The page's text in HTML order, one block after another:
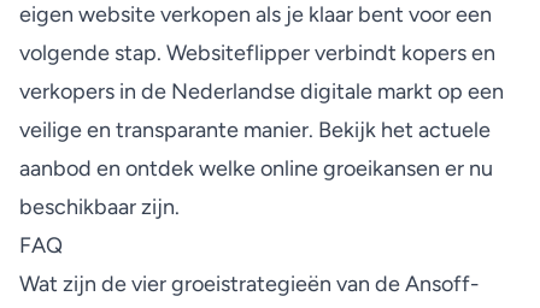
eigen website verkopen als je klaar bent voor een
volgende stap. Websiteflipper verbindt kopers en
verkopers in de Nederlandse digitale markt op een
veilige en transparante manier. Bekijk het actuele
aanbod en ontdek welkeonline groeikansen er nu
beschikbaar zijn.
FAQ
Wat zijn de vier groeistrategieën van de Ansoff-